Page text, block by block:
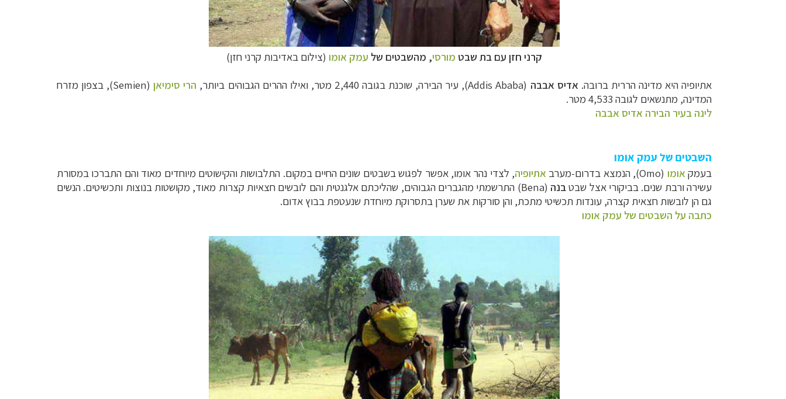
קרני חזן עם בת שבט מורסי, מהשבטים של עמק אומו (צילום באדיבות קרני חזן)
אתיופיה היא מדינה הררית ברובה. אדיס אבבה (Addis Ababa), עיר הבירה, שוכנת בגובה 2,440 מטר, ואילו ההרים הגבוהים ביותר, הרי סימיאן
(Semien), בצפון מזרח
המדינה, מתנשאים לגובה 4,533 מטר.
לינה בעיר הבירה אדיס אבבה
השבטים של עמק אומו
בעמק אומו (Omo), הנמצא בדרום-מערב אתיופיה, לצדי נהר אומו, אפשר לפגוש בשבטים שונים החיים במקום. התלבושות והקישוטים מיוחדים מאוד והם התברכו במסורת
עשירה ורבת שנים. בביקורי אצל שבטבנה
(Bena) התרשמתי מהגברים הגבוהים, שהליכתם אלגנטית והם לובשים חצאיות קצרות מאוד, מקושטות בנוצות ותכשיטים. הנשים
גם הן לובשות חצאית קצרה, עונדות תכשיטי מתכת, והן סורקות את שערן בתסרוקת מיוחדת שנעטפת בבוץ אדום.
כתבה על השבטים של עמק אומו